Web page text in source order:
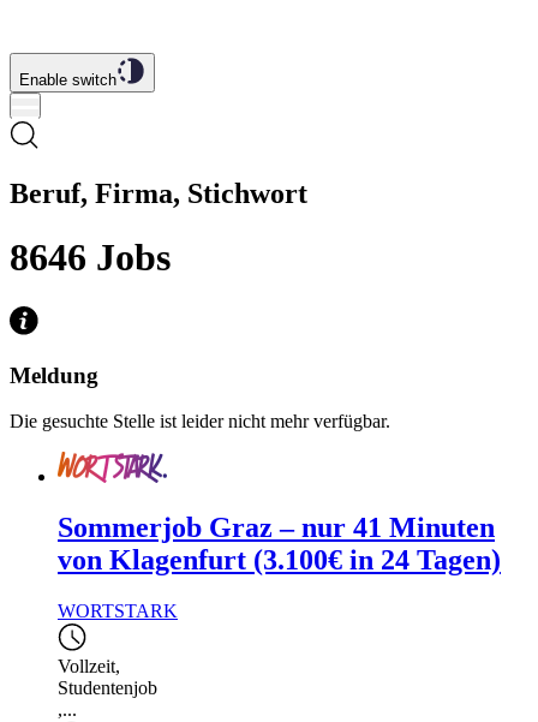
Enable switch
Beruf, Firma, Stichwort
8646 Jobs
Meldung
Die gesuchte Stelle ist leider nicht mehr verfügbar.
Sommerjob Graz – nur 41 Minuten
von Klagenfurt (3.100€ in 24 Tagen)
WORTSTARK
Vollzeit,
Studentenjob
,...